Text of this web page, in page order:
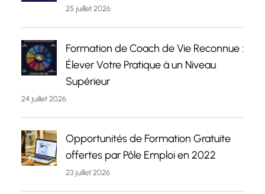
25 juillet 2026
Formation de Coach de Vie Reconnue :
Élever Votre Pratique à un Niveau
Supérieur
24 juillet 2026
Opportunités de Formation Gratuite
offertes par Pôle Emploi en 2022
23 juillet 2026